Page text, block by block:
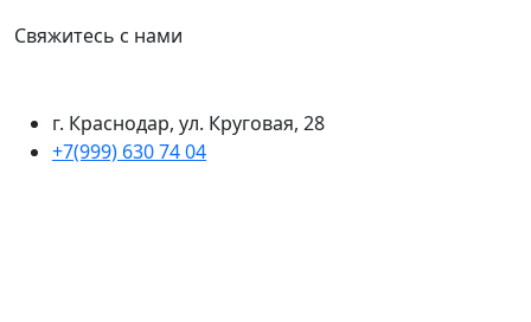
Свяжитесь с нами
г. Краснодар, ул. Круговая, 28
+7(999) 630 74 04